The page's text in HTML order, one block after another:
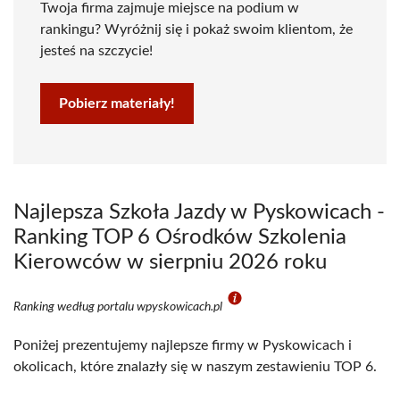
Twoja firma zajmuje miejsce na podium w
rankingu? Wyróżnij się i pokaż swoim klientom, że
jesteś na szczycie!
Pobierz materiały!
Najlepsza Szkoła Jazdy w Pyskowicach -
Ranking TOP 6 Ośrodków Szkolenia
Kierowców w sierpniu 2026 roku
Ranking według portalu wpyskowicach.pl
Poniżej prezentujemy najlepsze firmy w Pyskowicach i
okolicach, które znalazły się w naszym zestawieniu TOP 6.